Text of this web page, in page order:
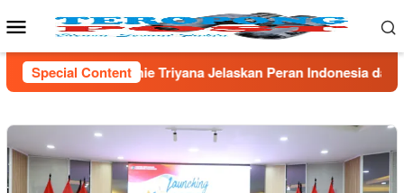
to
Mobile
Menu
Special Content
Jelaskan Peran Indonesia dalam Sains Global